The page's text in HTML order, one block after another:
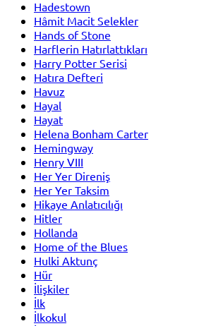
Hadestown
Hâmit Macit Selekler
Hands of Stone
Harflerin Hatırlattıkları
Harry Potter Serisi
Hatıra Defteri
Havuz
Hayal
Hayat
Helena Bonham Carter
Hemingway
Henry VIII
Her Yer Direniş
Her Yer Taksim
Hikaye Anlatıcılığı
Hitler
Hollanda
Home of the Blues
Hulki Aktunç
Hür
İlişkiler
İlk
İlkokul